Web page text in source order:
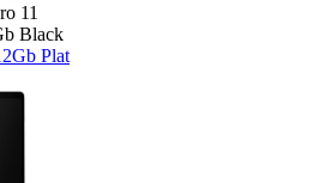
11
Black
Plat